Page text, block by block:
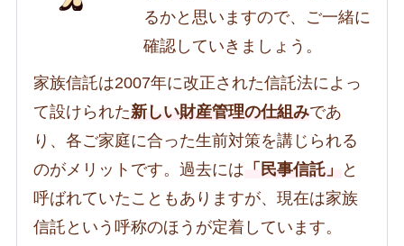
るかと思いますので、ご一緒に
確認していきましょう。
家族信託は2007年に改正された信託法によっ
て設けられた新しい財産管理の仕組みであ
り、各ご家庭に合った生前対策を講じられる
のがメリットです。過去には 「民事信託」
と
呼ばれていたこともありますが、現在は家族
信託という呼称のほうが定着しています。